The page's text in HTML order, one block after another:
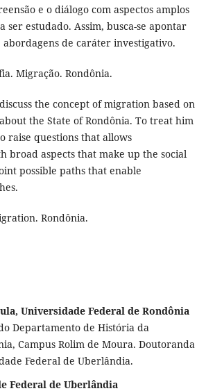
e o diálogo com aspectos amplos
ser estudado. Assim, busca-se apontar
de caráter investigativo.
Migração. Rondônia.
the concept of migration based on
the State of Rondônia. To treat him
raise questions that allows
broad aspects that make up the social
possible paths that enable
Rondônia.
Universidade Federal de Rondônia
Departamento de História da
Campus Rolim de Moura. Doutoranda
Federal de Uberlândia.
Federal de Uberlândia